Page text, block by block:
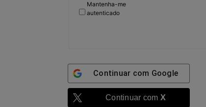
Mantenha-me
autenticado
Continuar com Google
Continuar com X